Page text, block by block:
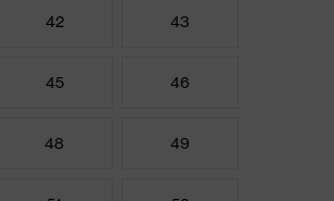
42 43
45 46
48 49